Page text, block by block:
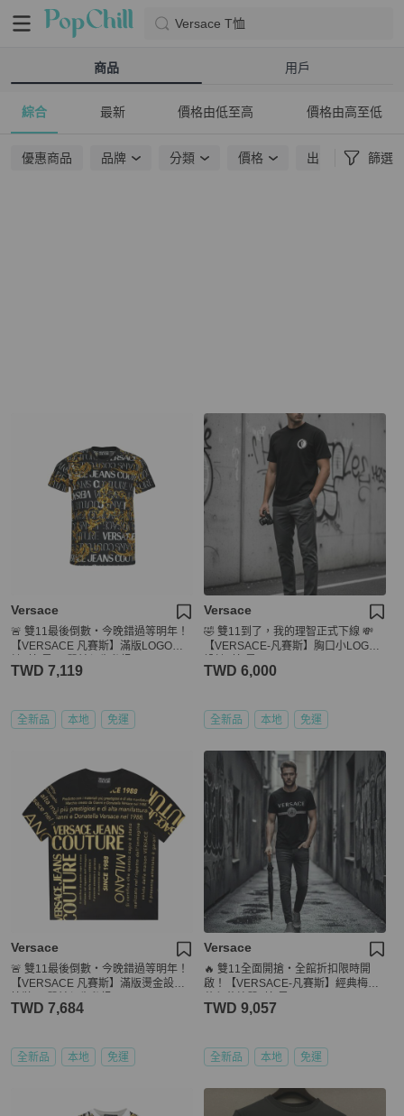
Versace T恤
商品 用戶
綜合 最新 價格由低至高 價格由高至低
優惠商品 品牌 分類 價格 出貨地點 篩選
Versace
🚨 雙11最後倒數・今晚錯過等明年！
【VERSACE 凡賽斯】滿版LOGO設
TWD 7,119
全新品 本地 免運
Versace
🤣 雙11到了，我的理智正式下線 💸
【VERSACE-凡賽斯】胸口小LOGO
TWD 6,000
全新品 本地 免運
Versace
🚨 雙11最後倒數・今晚錯過等明年！
【VERSACE 凡賽斯】滿版燙金設計T
TWD 7,684
全新品 本地 免運
Versace
🔥 雙11全面開搶・全館折扣限時開
啟！【VERSACE-凡賽斯】經典梅杜
TWD 9,057
全新品 本地 免運